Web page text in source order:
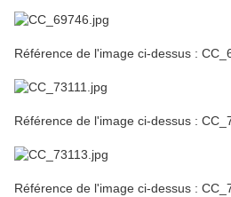
Référence de l'image ci-dessus :
Référence de l'image ci-dessus :
Référence de l'image ci-dessus :